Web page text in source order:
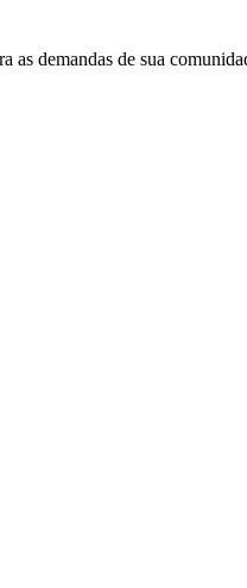
demandas de sua